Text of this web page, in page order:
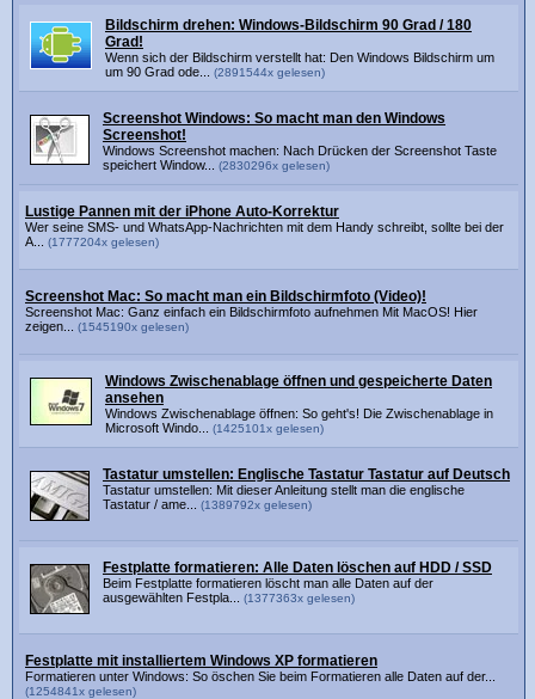
Bildschirm drehen: Windows-Bildschirm 90 Grad / 180
Grad!
Wenn sich der Bildschirm verstellt hat: Den Windows Bildschirm um
um 90 Grad ode... (2891544x gelesen)
Screenshot Windows: So macht man den Windows
Screenshot!
Windows Screenshot machen: Nach Drücken der Screenshot Taste
speichert Window... (2830296x gelesen)
Lustige Pannen mit der iPhone Auto-Korrektur
Wer seine SMS- und WhatsApp-Nachrichten mit dem Handy schreibt, sollte bei der
A... (1777204x gelesen)
Screenshot Mac: So macht man ein Bildschirmfoto (Video)!
Screenshot Mac: Ganz einfach ein Bildschirmfoto aufnehmen Mit MacOS! Hier
zeigen... (1545190x gelesen)
Windows Zwischenablage öffnen und gespeicherte Daten
ansehen
Windows Zwischenablage öffnen: So geht's! Die Zwischenablage in
Microsoft Windo... (1425101x gelesen)
Tastatur umstellen: Englische Tastatur Tastatur auf Deutsch
Tastatur umstellen: Mit dieser Anleitung stellt man die englische
Tastatur / ame... (1389792x gelesen)
Festplatte formatieren: Alle Daten löschen auf HDD / SSD
Beim Festplatte formatieren löscht man alle Daten auf der
ausgewählten Festpla... (1377363x gelesen)
Festplatte mit installiertem Windows XP formatieren
Formatieren unter Windows: So öschen Sie beim Formatieren alle Daten auf der...
(1254841x gelesen)